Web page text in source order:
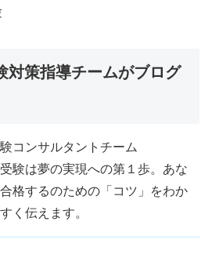
対策指導チームがブログ
コンサルタントチーム
験は夢の実現への第１歩。あな
格するのための「コツ」をわか
く伝えます。